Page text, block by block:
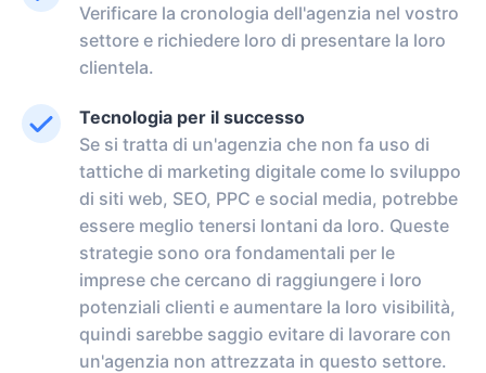
Verificare la cronologia dell'agenzia nel vostro
settore e richiedere loro di presentare la loro
clientela.
Tecnologia per il successo
Se si tratta di un'agenzia che non fa uso di
tattiche di marketing digitale come lo sviluppo
di siti web, SEO, PPC e social media, potrebbe
essere meglio tenersi lontani da loro. Queste
strategie sono ora fondamentali per le
imprese che cercano di raggiungere i loro
potenziali clienti e aumentare la loro visibilità,
quindi sarebbe saggio evitare di lavorare con
un'agenzia non attrezzata in questo settore.